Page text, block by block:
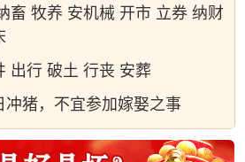
畜 牧养 安机械 开市 立券 纳财
出行 破土 行丧 安葬
冲猪，不宜参加嫁娶之事